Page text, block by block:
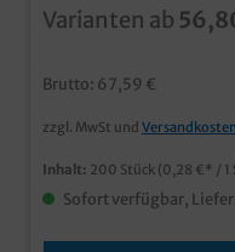
durch PE
individuell bedruckbar
Varianten ab
Brutto: 67,59 €
zzgl. MwSt und Versandkosten
Inhalt: 200 Stück (0,28 €* / 1
Sofort verfügbar,